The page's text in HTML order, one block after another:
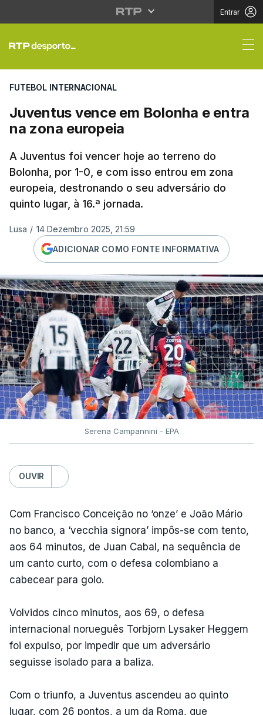
Entrar
Juventus vence em
FUTEBOL INTERNACIONAL
Juventus vence em Bolonha e entra
na zona europeia
A Juventus foi vencer hoje ao terreno do
Bolonha, por 1-0, e com isso entrou em zona
europeia, destronando o seu adversário do
quinto lugar, à 16.ª jornada.
Lusa / 14 Dezembro 2025, 21:59
ADICIONAR COMO FONTE INFORMATIVA
Serena Campannini - EPA
OUVIR
Com Francisco Conceição no ‘onze’ e João Mário
no banco, a ‘vecchia signora’ impôs-se com tento,
aos 64 minutos, de Juan Cabal, na sequência de
um canto curto, com o defesa colombiano a
cabecear para golo.
Volvidos cinco minutos, aos 69, o defesa
internacional norueguês Torbjorn Lysaker Heggem
foi expulso, por impedir que um adversário
seguisse isolado para a baliza.
Com o triunfo, a Juventus ascendeu ao quinto
lugar, com 26 pontos, a um da Roma, que